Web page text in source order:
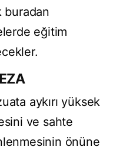
buradan
eğitim
aykırı yüksek
ve sahte
önüne